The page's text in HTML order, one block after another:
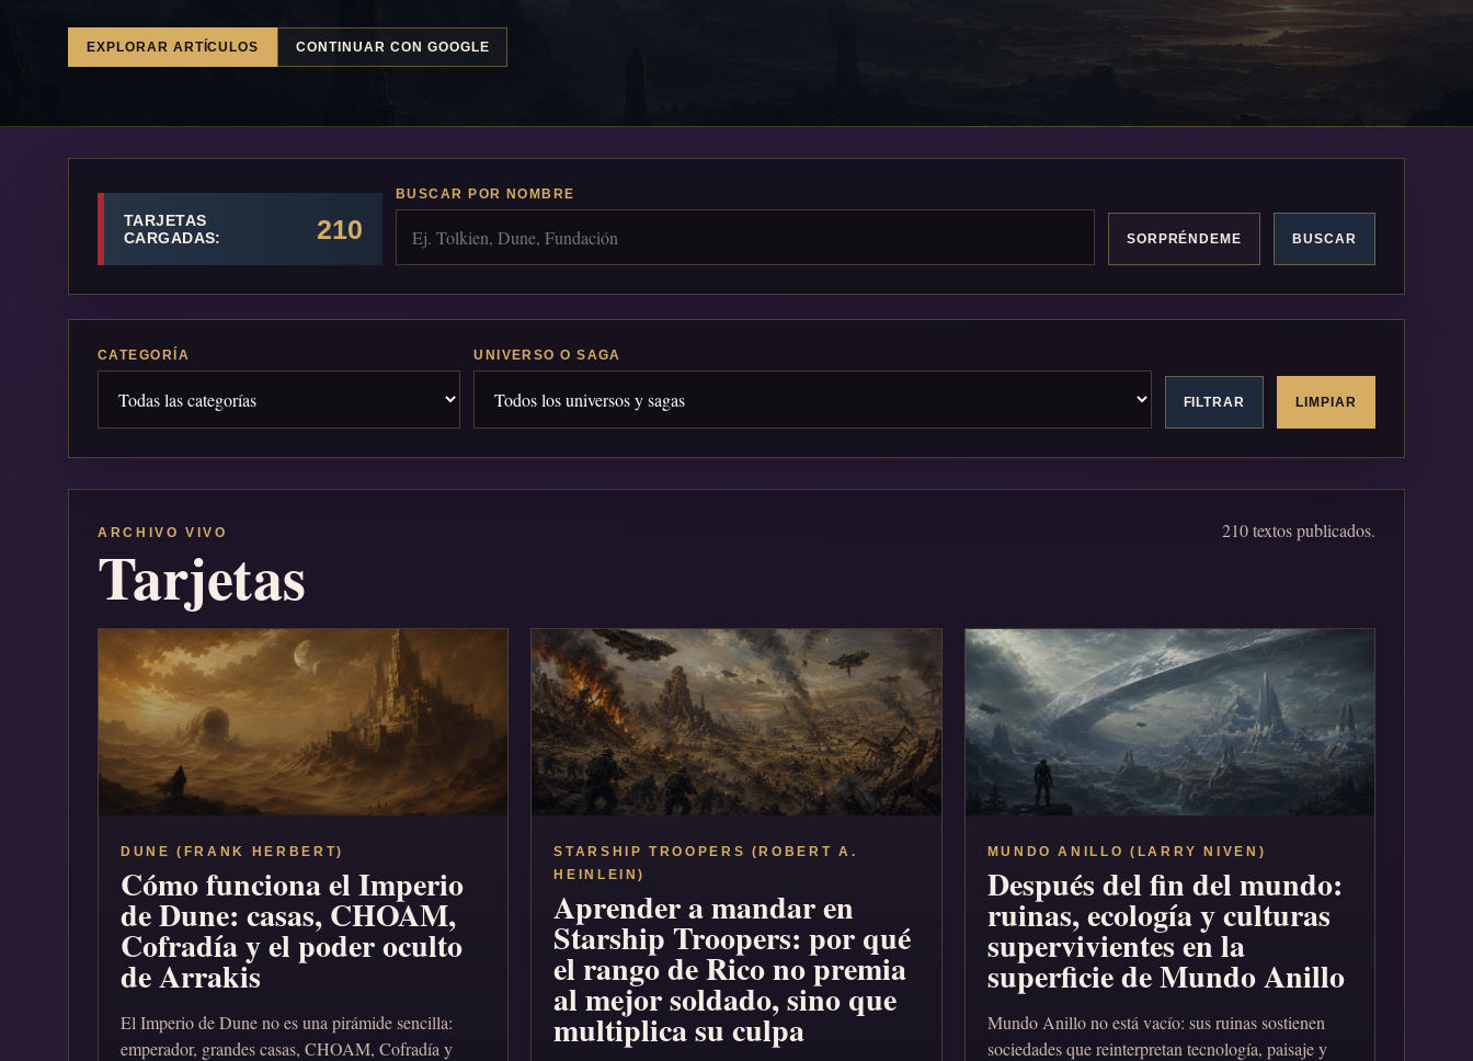
EXPLORAR ARTÍCULOS CONTINUAR CON GOOGLE
TARJETAS
CARGADAS:
210
BUSCAR POR NOMBRE
SORPRÉNDEME BUSCAR
CATEGORÍA UNIVERSO O SAGA
FILTRAR LIMPIAR
ARCHIVO VIVO
Tarjetas
210 textos publicados.
DUNE (FRANK HERBERT)
Cómo funciona el Imperio
de Dune: casas, CHOAM,
Cofradía y el poder oculto
de Arrakis
El Imperio de Dune no es una pirámide sencilla:
emperador, grandes casas, CHOAM, Cofradía y
STARSHIP TROOPERS (ROBERT A.
HEINLEIN)
Aprender a mandar en
Starship Troopers: por qué
el rango de Rico no premia
al mejor soldado, sino que
multiplica su culpa
MUNDO ANILLO (LARRY NIVEN)
Después del fin del mundo:
ruinas, ecología y culturas
supervivientes en la
superficie de Mundo Anillo
Mundo Anillo no está vacío: sus ruinas sostienen
sociedades que reinterpretan tecnología, paisaje y